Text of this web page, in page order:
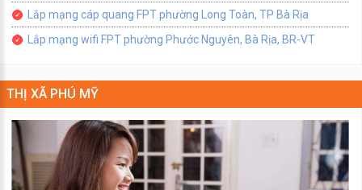
Lắp mạng cáp quang FPT phường Long Toàn, TP Bà Rịa
Lắp mạng wifi FPT phường Phước Nguyên, Bà Rịa, BR-VT
THỊ XÃ PHÚ MỸ